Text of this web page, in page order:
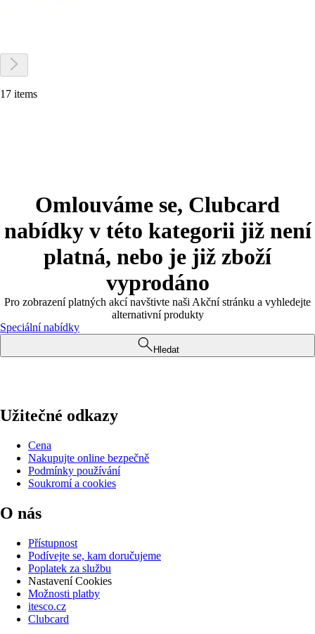
17 items
Omlouváme se, Clubcard
nabídky v této kategorii již není
platná, nebo je již zboží
vyprodáno
Pro zobrazení platných akcí navštivte naši Akční stránku a vyhledejte
alternativní produkty
Speciální nabídky
Hledat
Užitečné odkazy
Cena
Nakupujte online bezpečně
Podmínky používání
Soukromí a cookies
O nás
Přístupnost
Podívejte se, kam doručujeme
Poplatek za službu
Nastavení Cookies
Možnosti platby
itesco.cz
Clubcard